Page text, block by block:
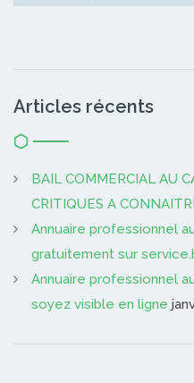
Articles récents
BAIL COMMERCIAL AU
CRITIQUES A
Annuaire professionnel
gratuitement sur
Annuaire professionnel
soyez visible en ligne